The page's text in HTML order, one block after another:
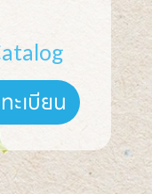
ะเบียน